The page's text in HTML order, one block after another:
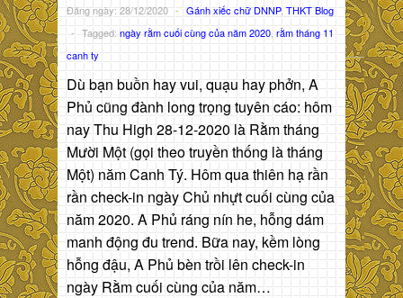
Đăng ngày: 28/12/2020 - Gánh xiếc chữ DNNP, THKT Blog
- Tagged: ngày rằm cuối cùng của năm 2020 rằm tháng 11
canh ty
Dù bạn buồn hay vui, quạu hay phởn, A
Phủ cũng đành long trọng tuyên cáo: hôm
nay Thu High 28-12-2020 là Rằm tháng
Mười Một (gọi theo truyền thống là tháng
Một) năm Canh Tý. Hôm qua thiên hạ rần
rần check-in ngày Chủ nhựt cuối cùng của
năm 2020. A Phủ ráng nín he, hỗng dám
manh động đu trend. Bữa nay, kềm lòng
hỗng đậu, A Phủ bèn trồi lên check-in
ngày Rằm cuối cùng của năm…